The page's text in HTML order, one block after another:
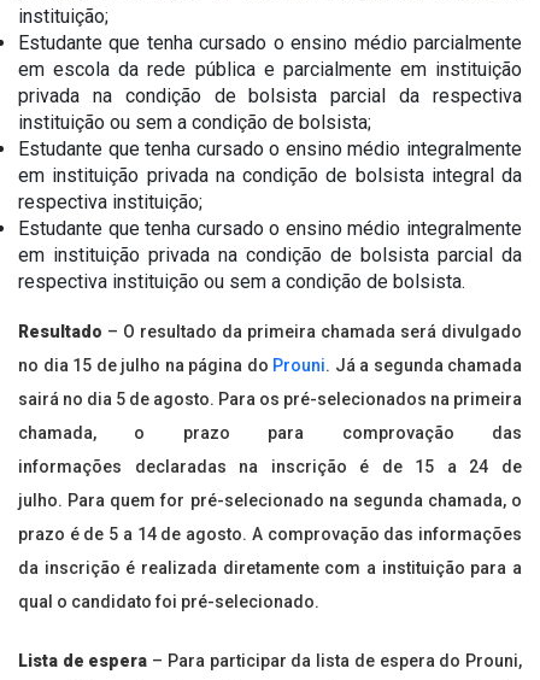
instituição;
Estudante que tenha cursado o ensino médio parcialmente
em escola da rede pública e parcialmente em instituição
privada na condição de bolsista parcial da respectiva
instituição ou sem a condição de bolsista;
Estudante que tenha cursado o ensino médio integralmente
em instituição privada na condição de bolsista integral da
respectiva instituição;
Estudante que tenha cursado o ensino médio integralmente
em instituição privada na condição de bolsista parcial da
respectiva instituição ou sem a condição de bolsista.
Resultado – O resultado da primeira chamada será divulgado
no dia 15 de julho na página do Prouni. Já a segunda chamada
sairá no dia 5 de agosto. Para os pré-selecionados na primeira
chamada, o prazo para comprovação das
informações declaradas na inscrição é de 15 a 24 de
julho. Para quem for pré-selecionado na segunda chamada, o
prazo é de 5 a 14 de agosto. A comprovação das informações
da inscrição é realizada diretamente com a instituição para a
qual o candidato foi pré-selecionado.
Lista de espera – Para participar da lista de espera do Prouni,